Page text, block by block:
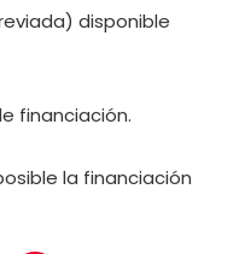
disponible
financiación.
la financiación